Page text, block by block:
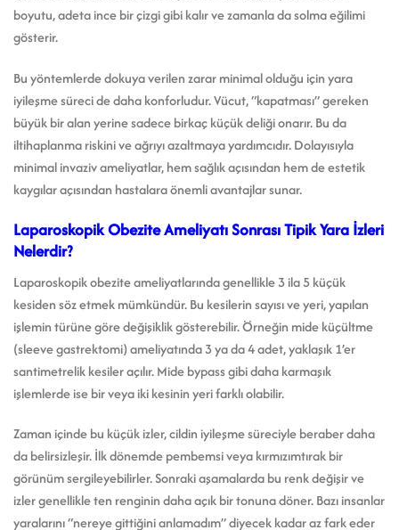
boyutu, adeta ince bir çizgi gibi kalır ve zamanla da solma eğilimi
gösterir.
Bu yöntemlerde dokuya verilen zarar minimal olduğu için yara
iyileşme süreci de daha konforludur. Vücut, “kapatması” gereken
büyük bir alan yerine sadece birkaç küçük deliği onarır. Bu da
iltihaplanma riskini ve ağrıyı azaltmaya yardımcıdır. Dolayısıyla
minimal invaziv ameliyatlar, hem sağlık açısından hem de estetik
kaygılar açısından hastalara önemli avantajlar sunar.
Laparoskopik Obezite Ameliyatı Sonrası Tipik Yara İzleri
Nelerdir?
Laparoskopik obezite ameliyatlarında genellikle 3 ila 5 küçük
kesiden söz etmek mümkündür. Bu kesilerin sayısı ve yeri, yapılan
işlemin türüne göre değişiklik gösterebilir. Örneğin mide küçültme
(sleeve gastrektomi) ameliyatında 3 ya da 4 adet, yaklaşık 1’er
santimetrelik kesiler açılır. Mide bypass gibi daha karmaşık
işlemlerde ise bir veya iki kesinin yeri farklı olabilir.
Zaman içinde bu küçük izler, cildin iyileşme süreciyle beraber daha
da belirsizleşir. İlk dönemde pembemsi veya kırmızımtırak bir
görünüm sergileyebilirler. Sonraki aşamalarda bu renk değişir ve
izler genellikle ten renginin daha açık bir tonuna döner. Bazı insanlar
yaralarını “nereye gittiğini anlamadım” diyecek kadar az fark eder